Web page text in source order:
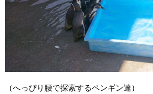
（へっぴり腰で探索するペンギン達）